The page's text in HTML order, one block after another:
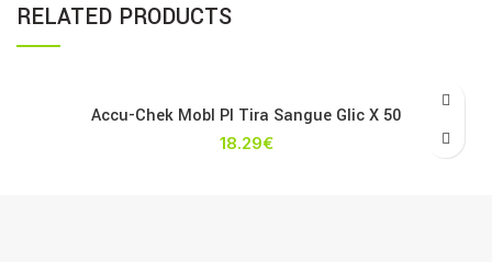
RELATED PRODUCTS
Accu-Chek Mobl Pl Tira Sangue Glic X 50
18.29€